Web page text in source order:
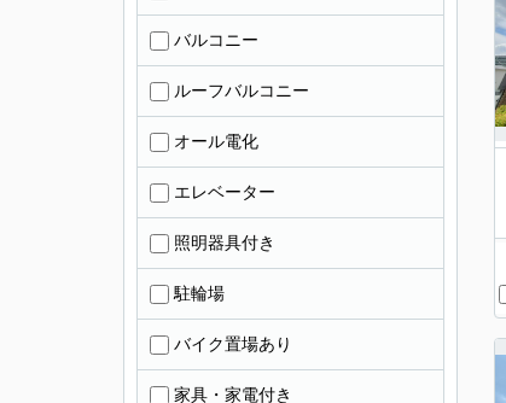
バルコニー
ルーフバルコニー
オール電化
エレベーター
照明器具付き
駐輪場
バイク置場あり
家具・家電付き